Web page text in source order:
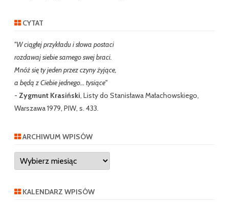
CYTAT
"W ciągłej przykładu i słowa postaci
rozdawaj siebie samego swej braci.
Mnóż się ty jeden przez czyny żyjące,
a będą z Ciebie jednego… tysiące"
- Zygmunt Krasiński, Listy do Stanisława Małachowskiego,
Warszawa 1979, PIW, s. 433.
ARCHIWUM WPISÓW
Archiwum
wpisów
KALENDARZ WPISÓW